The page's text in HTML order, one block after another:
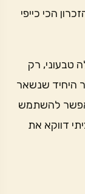
הכי כייפי
טבעוני, רק
היחיד שנשאר
להשתמש
דווקא את